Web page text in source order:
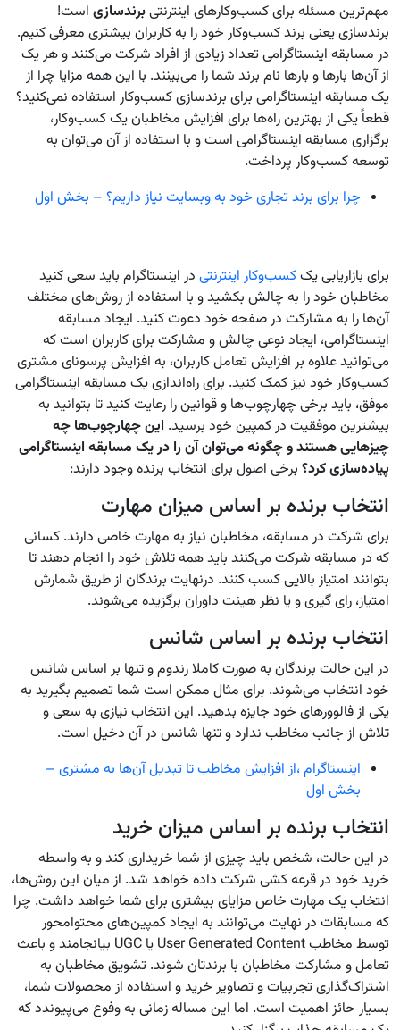
مهم‌ترین مسئله برای کسب‌وکارهای اینترنتیبرندسازی است!
برندسازی یعنی برند کسب‌وکار خود را به کاربران بیشتری معرفی کنیم.
در مسابقه اینستاگرامی تعداد زیادی از افراد شرکت می‌کنند و هر یک
از آن‌ها بارها و بارها نام برند شما را می‌بینند. با این همه مزایا چرا از
یک مسابقه اینستاگرامی برای برندسازی کسب‌وکار استفاده نمی‌کنید؟
قطعاً یکی از بهترین راه‌ها برای افزایش مخاطبان یک کسب‌وکار،
برگزاری مسابقه اینستاگرامی است و با استفاده از آن می‌توان به
توسعه کسب‌وکار پرداخت.
چرا برای برند تجاری خود به وبسایت نیاز داریم؟ – بخش اول
برای بازاریابی یککسب‌وکار اینترنتی در اینستاگرام باید سعی کنید
مخاطبان خود را به چالش بکشید و با استفاده از روش‌های مختلف
آن‌ها را به مشارکت در صفحه خود دعوت کنید. ایجاد مسابقه
اینستاگرامی، ایجاد نوعی چالش و مشارکت برای کاربران است که
می‌توانید علاوه بر افزایش تعامل کاربران، به افزایش پرسونای مشتری
کسب‌وکار خود نیز کمک کنید. برای راه‌اندازی یک مسابقه اینستاگرامی
موفق، باید برخی چهارچوب‌ها و قوانین را رعایت کنید تا بتوانید به
بیشترین موفقیت در کمپین خود برسید. این چهارچوب‌ها چه
چیزهایی هستند و چگونه می‌توان آن را در یک مسابقه اینستاگرامی
پیاده‌سازی کرد؟ برخی اصول برای انتخاب برنده وجود دارند:
انتخاب برنده بر اساس میزان مهارت
برای شرکت در مسابقه، مخاطبان نیاز به مهارت خاصی دارند. کسانی
که در مسابقه شرکت می‌کنند باید همه تلاش خود را انجام دهند تا
بتوانند امتیاز بالایی کسب کنند. درنهایت برندگان از طریق شمارش
امتیاز، رای گیری و یا نظر هیئت داوران برگزیده می‌شوند.
انتخاب برنده بر اساس شانس
در این حالت برندگان به صورت کاملا رندوم و تنها بر اساس شانس
خود انتخاب می‌شوند. برای مثال ممکن است شما تصمیم بگیرید به
یکی از فالوورهای خود جایزه بدهید. این انتخاب نیازی به سعی و
تلاش از جانب مخاطب ندارد و تنها شانس در آن دخیل است.
اینستاگرام ،از افزایش مخاطب تا تبدیل آن‌ها به مشتری –
بخش اول
انتخاب برنده بر اساس میزان خرید
در این حالت، شخص باید چیزی از شما خریداری کند و به واسطه
خرید خود در قرعه کشی شرکت داده خواهد شد. از میان این روش‌ها،
انتخاب یک مهارت خاص مزایای بیشتری برای شما خواهد داشت. چرا
که مسابقات در نهایت می‌توانند به ایجاد کمپین‌های محتوامحور
توسط مخاطب User Generated Content یا UGC بیانجامند و باعث
تعامل و مشارکت مخاطبان با برندتان شوند. تشویق مخاطبان به
اشتراک‌گذاری تجربیات و تصاویر خرید و استفاده از محصولات شما،
بسیار حائز اهمیت است. اما این مساله زمانی به وفوع می‌پیوندد که